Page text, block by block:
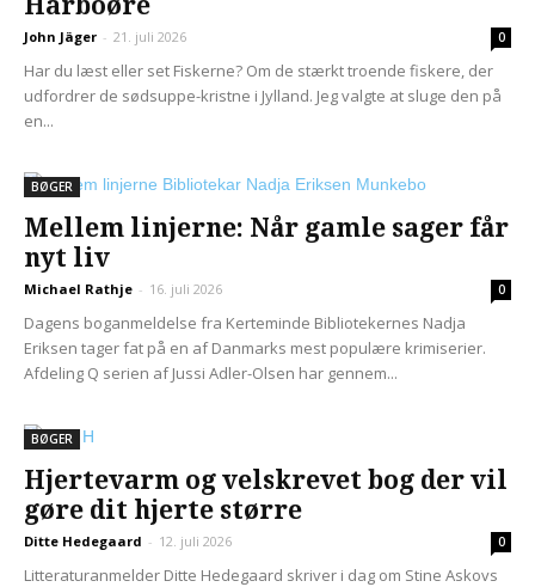
John Jäger - 21. juli 2026 0
Har du læst eller set Fiskerne? Om de stærkt troende fiskere, der
udfordrer de sødsuppe-kristne i Jylland. Jeg valgte at sluge den på
en...
BØGER
Mellem linjerne: Når gamle sager får
nyt liv
Michael Rathje - 16. juli 2026 0
Dagens boganmeldelse fra Kerteminde Bibliotekernes Nadja
Eriksen tager fat på en af Danmarks mest populære krimiserier.
Afdeling Q serien af Jussi Adler-Olsen har gennem...
BØGER
Hjertevarm og velskrevet bog der vil
gøre dit hjerte større
Ditte Hedegaard - 12. juli 2026 0
Litteraturanmelder Ditte Hedegaard skriver i dag om Stine Askovs